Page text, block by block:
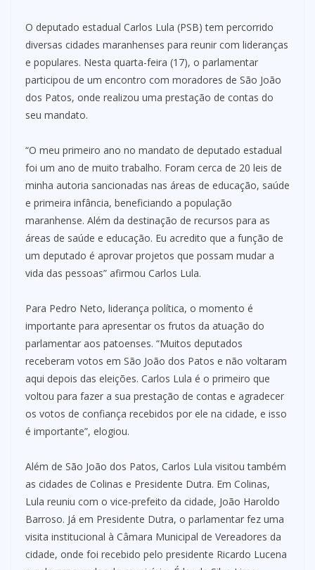
O deputado estadual Carlos Lula (PSB) tem percorrido
diversas cidades maranhenses para reunir com lideranças
e populares. Nesta quarta-feira (17), o parlamentar
participou de um encontro com moradores de São João
dos Patos, onde realizou uma prestação de contas do
seu mandato.
“O meu primeiro ano no mandato de deputado estadual
foi um ano de muito trabalho. Foram cerca de 20 leis de
minha autoria sancionadas nas áreas de educação, saúde
e primeira infância, beneficiando a população
maranhense. Além da destinação de recursos para as
áreas de saúde e educação. Eu acredito que a função de
um deputado é aprovar projetos que possam mudar a
vida das pessoas” afirmou Carlos Lula.
Para Pedro Neto, liderança política, o momento é
importante para apresentar os frutos da atuação do
parlamentar aos patoenses. “Muitos deputados
receberam votos em São João dos Patos e não voltaram
aqui depois das eleições. Carlos Lula é o primeiro que
voltou para fazer a sua prestação de contas e agradecer
os votos de confiança recebidos por ele na cidade, e isso
é importante”, elogiou.
Além de São João dos Patos, Carlos Lula visitou também
as cidades de Colinas e Presidente Dutra. Em Colinas,
Lula reuniu com o vice-prefeito da cidade, João Haroldo
Barroso. Já em Presidente Dutra, o parlamentar fez uma
visita institucional à Câmara Municipal de Vereadores da
cidade, onde foi recebido pelo presidente Ricardo Lucena